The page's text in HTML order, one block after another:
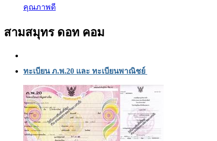
คุณภาพดี
สามสมุทร ดอท คอม
ทะเบียน ภ.พ.20 และ ทะเบียนพาณิชย์